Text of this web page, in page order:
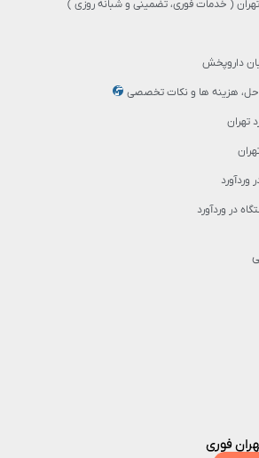
تهران ( خدمات فوری، تضمینی و شبانه روزی )
داروپخش
هزینه‌ ها و نکات تخصصی
تهران
وردآورد
در وردآورد
فوری